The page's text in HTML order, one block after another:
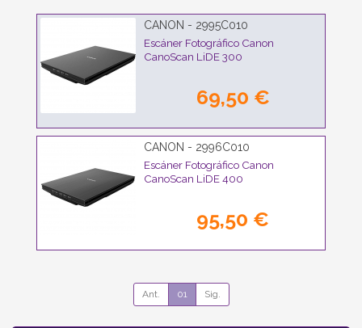
CANON - 2995C010
Escáner Fotográfico Canon
CanoScan LiDE 300
69,50 €
CANON - 2996C010
Escáner Fotográfico Canon
CanoScan LiDE 400
95,50 €
Ant. 01 Sig.